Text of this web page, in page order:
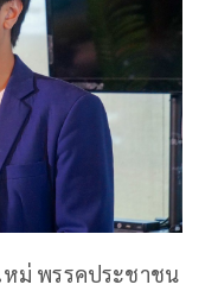
หม่ พรรคประชาชน